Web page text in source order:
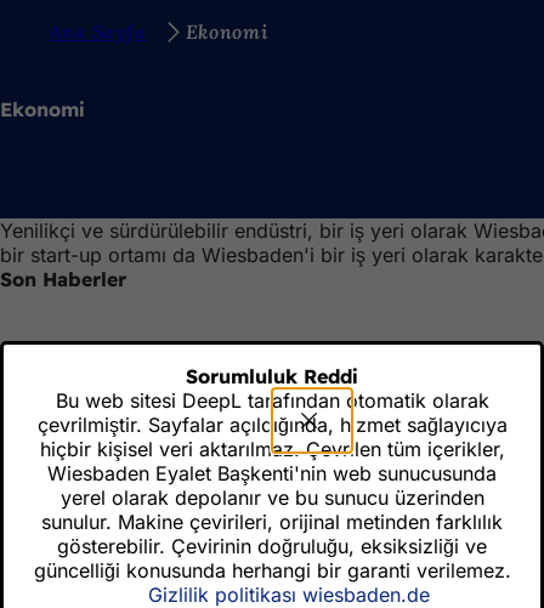
İçeriğe atla
r
s
ı
ı
Ana Sayfa Ekonomi
Ekonomi
Yenilikçi ve sürdürülebilir endüstri, bir iş yeri olarak
bir start-up ortamı da Wiesbaden'i bir iş yeri olarak
Son Haberler
Sorumluluk Reddi
Bu web sitesi DeepL tarafından otomatik olarak
çevrilmiştir. Sayfalar açıldığında, hizmet sağlayıcıya
hiçbir kişisel veri aktarılmaz. Çevrilen tüm içerikler,
Wiesbaden Eyalet Başkenti'nin web sunucusunda
yerel olarak depolanır ve bu sunucu üzerinden
sunulur. Makine çevirileri, orijinal metinden farklılık
gösterebilir. Çevirinin doğruluğu, eksiksizliği ve
güncelliği konusunda herhangi bir garanti verilemez.
Gizlilik politikası wiesbaden.de